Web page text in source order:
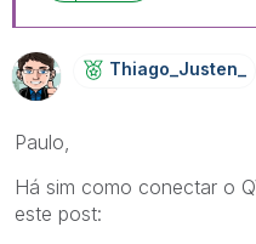
Thiago_Justen_
Paulo,
Há sim como conectar o
este post: